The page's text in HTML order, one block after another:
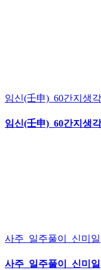
임신(壬申)_60간지생각
임신(壬申)_60간지생각
사주_일주풀이_신미일
사주_일주풀이_신미일